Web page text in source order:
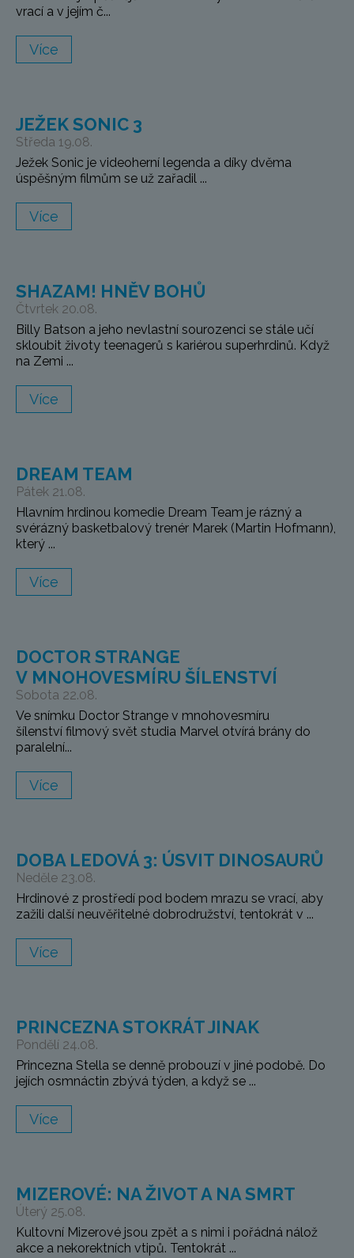
vrací a v jejím č...
Více
JEŽEK SONIC 3
Středa 19.08.
Ježek Sonic je videoherní legenda a díky dvěma
úspěšným filmům se už zařadil ...
Více
SHAZAM! HNĚV BOHŮ
Čtvrtek 20.08.
Billy Batson a jeho nevlastní sourozenci se stále učí
skloubit životy teenagerů s kariérou superhrdinů. Když
na Zemi ...
Více
DREAM TEAM
Pátek 21.08.
Hlavním hrdinou komedie Dream Team je rázný a
svérázný basketbalový trenér Marek (Martin Hofmann),
který ...
Více
DOCTOR STRANGE
V MNOHOVESMÍRU ŠÍLENSTVÍ
Sobota 22.08.
Ve snímku Doctor Strange v mnohovesmíru
šílenství filmový svět studia Marvel otvírá brány do
paralelní...
Více
DOBA LEDOVÁ 3: ÚSVIT DINOSAURŮ
Neděle 23.08.
Hrdinové z prostředí pod bodem mrazu se vrací, aby
zažili další neuvěřitelné dobrodružství, tentokrát v ...
Více
PRINCEZNA STOKRÁT JINAK
Pondělí 24.08.
Princezna Stella se denně probouzí v jiné podobě. Do
jejích osmnáctin zbývá týden, a když se ...
Více
MIZEROVÉ: NA ŽIVOT A NA SMRT
Úterý 25.08.
Kultovní Mizerové jsou zpět a s nimi i pořádná nálož
akce a nekorektních vtipů. Tentokrát ...